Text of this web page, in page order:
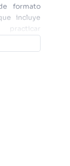
formato
incluye
álgebra.
todos los
por varias
practicar